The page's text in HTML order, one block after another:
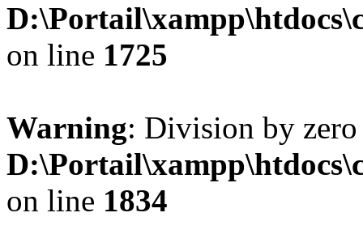
on line 1725
Warning: Division by
on line 1834